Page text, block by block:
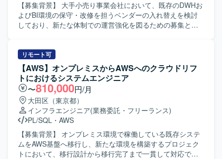
ら、中長期ロードマップ策定や入札・提案対応、ベンダー
コントロールなど、上流寄りの経験を幅広く積むことがで
きます。複数ベンダーが関与する環境での推進役として、
フラ環境（ネットワーク／サーバー／端末）を対象とした
設計・構築および更改プロジェクトとなります。ネットワ
ークはL2〜L4レイヤを中心とした構成で、RFP対応など提
案フェーズから関与していただきます。
アーキテクチャの観点から最適な構成を提案できる方を求
めています。 チームメンバーやお客様とのコミュニケーシ
ョンを取りながら、継続的な改善活動や長期的な運用を見
盤の運用・改善に携わることで、大規模トラフィックを扱
うシステムの設計方針検討から維持管理まで一貫した経験
を積むことができます。 AWSやTerraform、CI/CDなどの技
術スタックを用いて、絶えず新しい技術を選定・検証・採
用・リリースし続けるプロジェクトに参画できる点も大き
な魅力です。 【開発環境】 マルチクラウド環境（AWS、
Azure、Tencent）上でのインフラ構築・運用を行っていま
す。 Terraformを用いたインフラコード管理およびCI/CDパ
イプラインによる継続的デリバリーの仕組みを取り入れた
環境です。
【募集背景】 大手小売り事業会社において、既存のDWHお
よびBI環境の保守・改修を担うベンダーの入れ替えを検討
しており、新たな体制での運営強化を図るための募集とな
守・改修および運営業務を行っていただきます。具体的に
は、基本設計、詳細設計、プログラム設計、コーディン
グ、品質管理計画および受入テスト計画の策定・実施な
ど、設計から実装・テストまで一連の工程をご担当いただ
きます。 【求める人物像】 エンドユーザー部門と円滑にコ
ミュニケーションを取りながら業務を進められる方を求め
ています。分析系システムの特性を理解し、業務要件を踏
まえたうえで柔軟かつ主体的に保守・改修を進められる方
にご活躍いただきたいと考えております。 【ポジションの
魅力】 大手小売り事業会社の分析基盤に関わることで、ビ
ジネスに直結するデータ活用の現場を経験できる環境で
リモート可
【AWS】オンプレミスからAWSへのクラウドリフ
トにおけるシステムエンジニア
〜810,000円/月
大田区（東京都）
インフラエンジニア(業務委託・フリーランス)
PL/SQL ・ AWS
【募集背景】 オンプレミス環境で稼働している既存システ
ムをAWS基盤へ移行し、新たな環境を構築するプロジェク
トにおいて、移行設計から移行完了まで一貫して対応でき